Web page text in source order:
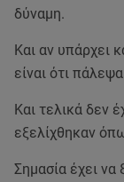
δύναμη.
Και αν υπάρχει
είναι ότι
Και τελικά δεν
εξελίχθηκαν
Σημασία έχει να